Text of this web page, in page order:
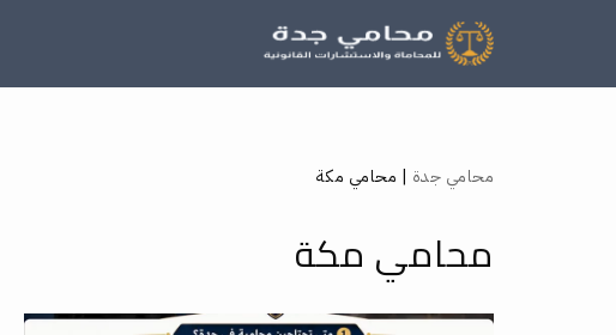
محامي جدة | محامي مكة
محامي مكة